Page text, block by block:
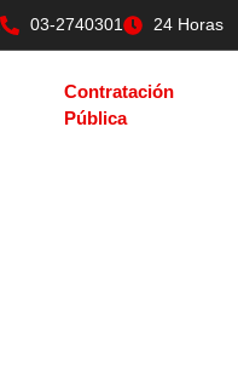
03-2740301 24 Horas
Contratación
Pública